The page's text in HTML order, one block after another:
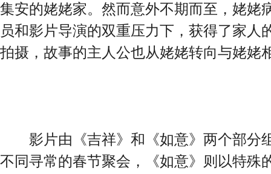
集安的姥姥家。然而意外不期而至，姥姥
员和影片导演的双重压力下，获得了家人
拍摄，故事的主人公也从姥姥转向与姥姥
影片由《吉祥》和《如意》两个部分
不同寻常的春节聚会，《如意》则以特殊